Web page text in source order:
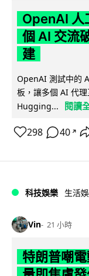
OpenAI 人
個 AI 交流
建
OpenAI 測試中的
板，讓多個 AI 代
Hugging...
閱讀
298 40 ↗
科技娛樂 生活
Vin 21 小時
特朗普嘲